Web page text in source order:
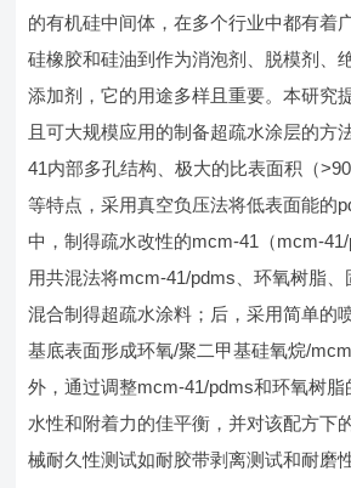
的有机硅中间体，在多个行业中都有着
硅橡胶和硅油到作为消泡剂、脱模剂、
添加剂，它的用途多样且重要。本研究
且可大规模应用的制备超疏水涂层的方
41内部多孔结构、极大的比表面积（
等特点，采用真空负压法将低表面能的
中，制得疏水改性的mcm-41（mcm-
用共混法将mcm-41/pdms、环氧树脂
混合制得超疏水涂料；后，采用简单的
基底表面形成环氧/聚二甲基硅氧烷/
外，通过调整mcm-41/pdms和环氧树
水性和附着力的佳平衡，并对该配方下
械耐久性测试如耐胶带剥离测试和耐磨